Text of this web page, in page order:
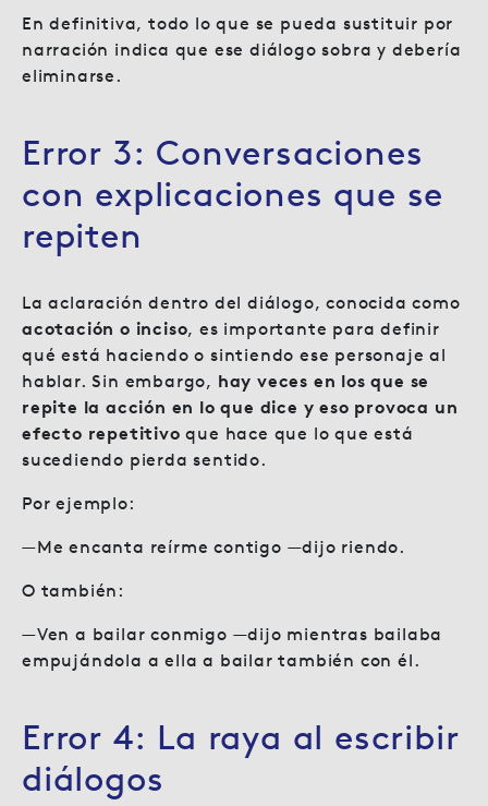
En definitiva, todo lo que se pueda sustituir por
narración indica que ese diálogo sobra y debería
eliminarse.
Error 3: Conversaciones
con explicaciones que se
repiten
La aclaración dentro del diálogo, conocida como
acotación o inciso, es importante para definir
qué está haciendo o sintiendo ese personaje al
hablar. Sin embargo, hay veces en los que se
repite la acción en lo que dice y eso provoca un
efecto repetitivoque hace que lo que está
sucediendo pierda sentido.
Por ejemplo:
—Me encanta reírme contigo —dijo riendo.
O también:
—Ven a bailar conmigo —dijo mientras bailaba
empujándola a ella a bailar también con él.
Error 4: La raya al escribir
diálogos